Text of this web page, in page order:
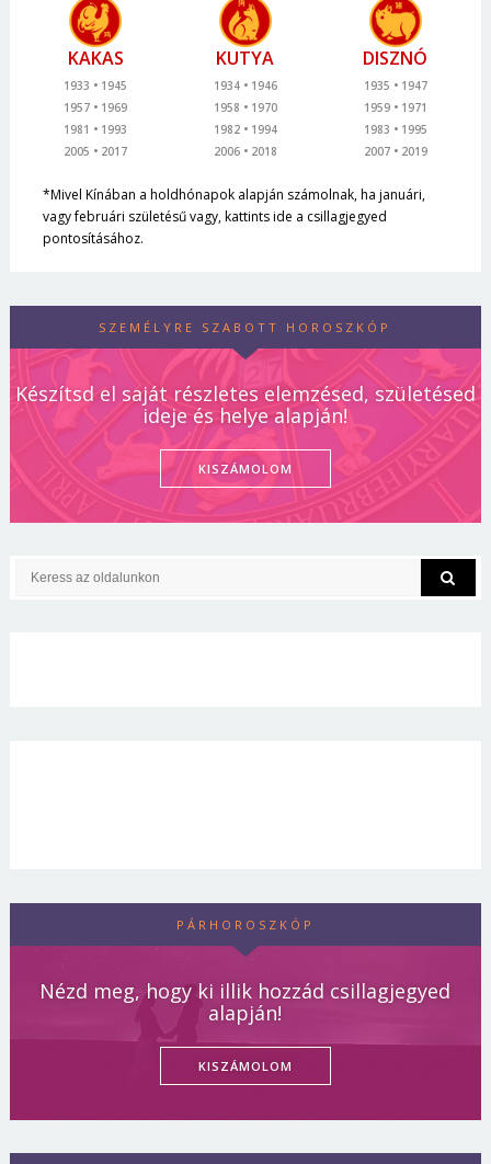
KAKAS
1933
1945
1957
1969
1981
1993
2005
2017
KUTYA
1934
1946
1958
1970
1982
1994
2006
2018
DISZNÓ
1935
1947
1959
1971
1983
1995
2007
2019
*Mivel Kínában a holdhónapok alapján számolnak, ha januári,
vagy februári születésű vagy, kattints ide a csillagjegyed
pontosításához.
SZEMÉLYRE SZABOTT HOROSZKÓP
Készítsd el saját részletes elemzésed, születésed
ideje és helye alapján!
KISZÁMOLOM
PÁRHOROSZKÓP
Nézd meg, hogy ki illik hozzád csillagjegyed
alapján!
KISZÁMOLOM